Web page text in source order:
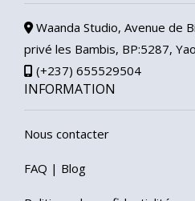
Waanda Studio, Avenue de
privé les Bambis, BP:5287,
(+237) 655529504
INFORMATION
Nous contacter
FAQ | Blog